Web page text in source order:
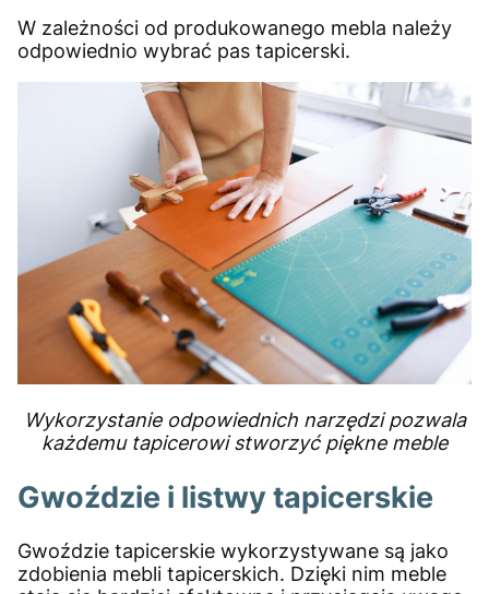
W zależności od produkowanego mebla należy
odpowiednio wybrać pas tapicerski.
Wykorzystanie odpowiednich narzędzi pozwala
każdemu tapicerowi stworzyć piękne meble
Gwoździe i listwy tapicerskie
Gwoździe tapicerskie wykorzystywane są jako
zdobienia mebli tapicerskich. Dzięki nim meble